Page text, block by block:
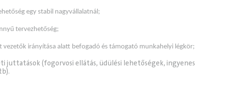
egy stabil nagyvállalatnál;
tervezhetőség;
vezetők irányítása alatt befogadó és támogató munkahelyi légkör;
juttatások (fogorvosi ellátás, üdülési lehetőségek, ingyenes